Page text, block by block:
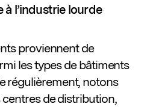
à l’industrie lourde
proviennent de
les types de bâtiments
régulièrement, notons
de distribution,